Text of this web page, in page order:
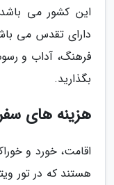
این کشور می باشد.
دارای تقدس می
فرهنگ، آداب و
بگذارید.
هزینه های
اقامت، خورد و
هستند که در تور